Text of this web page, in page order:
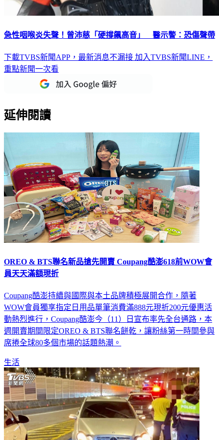
急性咽喉炎失聲！曾沛慈「硬撐飆高音」 醫示警：恐傷聲帶
下載TVBS新聞APP，最新消息不漏接 加入TVBS新聞LINE，
重點新聞一次看
延伸閱讀
OREO & BTS聯名新品搶先開賣 Coupang酷澎618前WOW會
員天天滿額現折
Coupang酷澎持續與國際與本土品牌積極展開合作，隨著
WOW會員獨享指定日用品單筆消費滿888元現折200元優惠活
動熱烈進行，Coupang酷澎今（11）日宣布率先全台通路，本
週開賣期間限定OREO & BTS聯名餅乾，讓粉絲第一時間參與
席捲全球80多個市場的話題熱潮。
生活